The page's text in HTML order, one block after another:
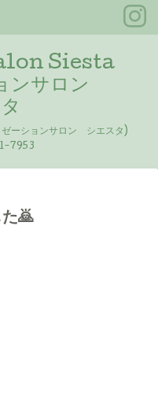
Siesta
ンサロン
ションサロン シエスタ)
7953
🙇